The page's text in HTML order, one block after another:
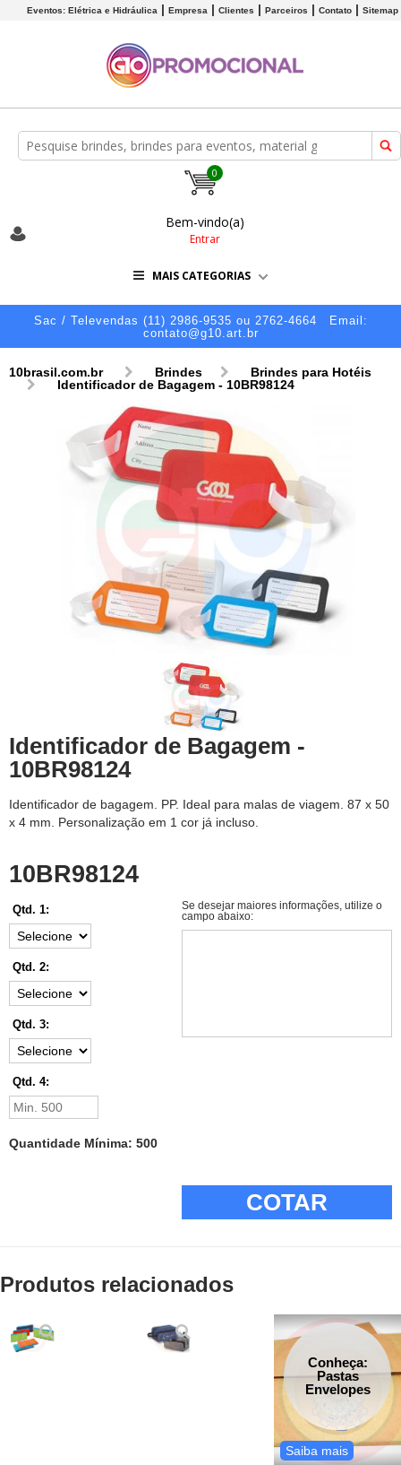
Eventos: Elétrica e Hidráulica Empresa Clientes Parceiros Contato Sitemap
0
Bem-vindo(a)
Entrar
MAIS CATEGORIAS
Sac / Televendas (11) 2986-9535 ou 2762-4664
Email:
contato@g10.art.br
10brasil.com.br Brindes
Brindes para Hotéis
Identificador de Bagagem - 10BR98124
Identificador de Bagagem -
10BR98124
Identificador de bagagem. PP. Ideal para malas de viagem. 87 x 50
x 4 mm. Personalização em 1 cor já incluso.
10BR98124
Qtd. 1:
Qtd. 2:
Qtd. 3:
Qtd. 4:
Quantidade Mínima: 500
Se desejar maiores informações, utilize o
campo abaixo:
COTAR
Produtos relacionados
Conheça:
Pastas
Envelopes
Saiba mais